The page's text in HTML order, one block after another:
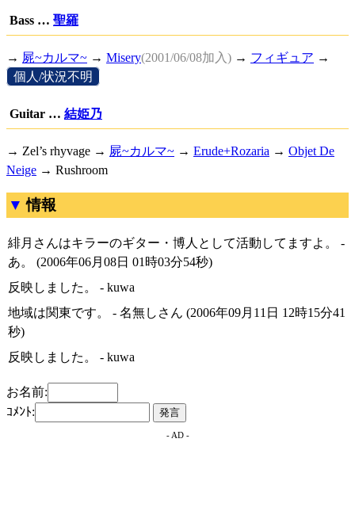
Bass … 聖羅
→ 屍~カルマ~ → Misery(2001/06/08加入) → フィギュア →
個人/状況不明
Guitar … 結姫乃
→ Zel’s rhyvage → 屍~カルマ~ → Erude+Rozaria → Objet De
Neige → Rushroom
情報
緋月さんはキラーのギター・博人として活動してますよ。 -
あ。 (2006年06月08日 01時03分54秒)
反映しました。 - kuwa
地域は関東です。 - 名無しさん (2006年09月11日 12時15分41
秒)
反映しました。 - kuwa
お名前:
ｺﾒﾝﾄ:
- AD -